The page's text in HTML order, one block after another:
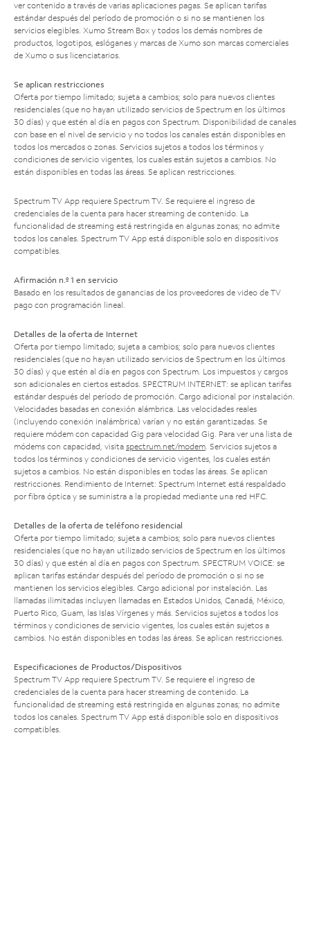
ver contenido a través de varias aplicaciones pagas. Se aplican tarifas
estándar después del período de promoción o si no se mantienen los
servicios elegibles. Xumo Stream Box y todos los demás nombres de
productos, logotipos, eslóganes y marcas de Xumo son marcas comerciales
de Xumo o sus licenciatarios.
Se aplican restricciones
Oferta por tiempo limitado; sujeta a cambios; solo para nuevos clientes
residenciales (que no hayan utilizado servicios de Spectrum en los últimos
30 días) y que estén al día en pagos con Spectrum. Disponibilidad de canales
con base en el nivel de servicio y no todos los canales están disponibles en
todos los mercados o zonas. Servicios sujetos a todos los términos y
condiciones de servicio vigentes, los cuales están sujetos a cambios. No
están disponibles en todas las áreas. Se aplican restricciones.
Spectrum TV App requiere Spectrum TV. Se requiere el ingreso de
credenciales de la cuenta para hacer streaming de contenido. La
funcionalidad de streaming está restringida en algunas zonas; no admite
todos los canales. Spectrum TV App está disponible solo en dispositivos
compatibles.
Afirmación n.º 1 en servicio
Basado en los resultados de ganancias de los proveedores de video de TV
pago con programación lineal.
Detalles de la oferta de Internet
Oferta por tiempo limitado; sujeta a cambios; solo para nuevos clientes
residenciales (que no hayan utilizado servicios de Spectrum en los últimos
30 días) y que estén al día en pagos con Spectrum. Los impuestos y cargos
son adicionales en ciertos estados. SPECTRUM INTERNET: se aplican tarifas
estándar después del período de promoción. Cargo adicional por instalación.
Velocidades basadas en conexión alámbrica. Las velocidades reales
(incluyendo conexión inalámbrica) varían y no están garantizadas. Se
requiere módem con capacidad Gig para velocidad Gig. Para ver una lista de
módems con capacidad, visita spectrum.net/modem. Servicios sujetos a
todos los términos y condiciones de servicio vigentes, los cuales están
sujetos a cambios. No están disponibles en todas las áreas. Se aplican
restricciones. Rendimiento de Internet: Spectrum Internet está respaldado
por fibra óptica y se suministra a la propiedad mediante una red HFC.
Detalles de la oferta de teléfono residencial
Oferta por tiempo limitado; sujeta a cambios; solo para nuevos clientes
residenciales (que no hayan utilizado servicios de Spectrum en los últimos
30 días) y que estén al día en pagos con Spectrum. SPECTRUM VOICE: se
aplican tarifas estándar después del período de promoción o si no se
mantienen los servicios elegibles. Cargo adicional por instalación. Las
llamadas ilimitadas incluyen llamadas en Estados Unidos, Canadá, México,
Puerto Rico, Guam, las Islas Vírgenes y más. Servicios sujetos a todos los
términos y condiciones de servicio vigentes, los cuales están sujetos a
cambios. No están disponibles en todas las áreas. Se aplican restricciones.
Especificaciones de Productos/Dispositivos
Spectrum TV App requiere Spectrum TV. Se requiere el ingreso de
credenciales de la cuenta para hacer streaming de contenido. La
funcionalidad de streaming está restringida en algunas zonas; no admite
todos los canales. Spectrum TV App está disponible solo en dispositivos
compatibles.